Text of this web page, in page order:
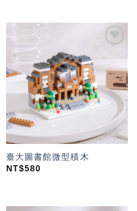
望輕
單」
臺大圖書館微型積木
NT$580